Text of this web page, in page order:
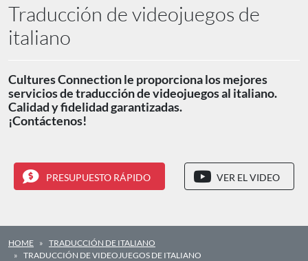
Traducción de videojuegos de
italiano
Cultures Connection le proporciona los mejores
servicios de traducción de videojuegos al italiano.
Calidad y fidelidad garantizadas.
¡Contáctenos!
PRESUPUESTO RÁPIDO VER EL VIDEO
HOME
TRADUCCIÓN DE ITALIANO
TRADUCCIÓN DE VIDEOJUEGOS DE ITALIANO